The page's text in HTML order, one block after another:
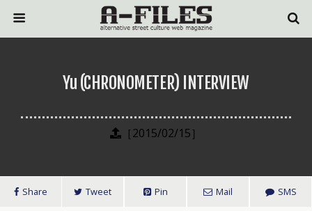
Yu (CHRONOMETER) INTERVIEW
［2015/02/15］
Share Tweet Pin Mail SMS